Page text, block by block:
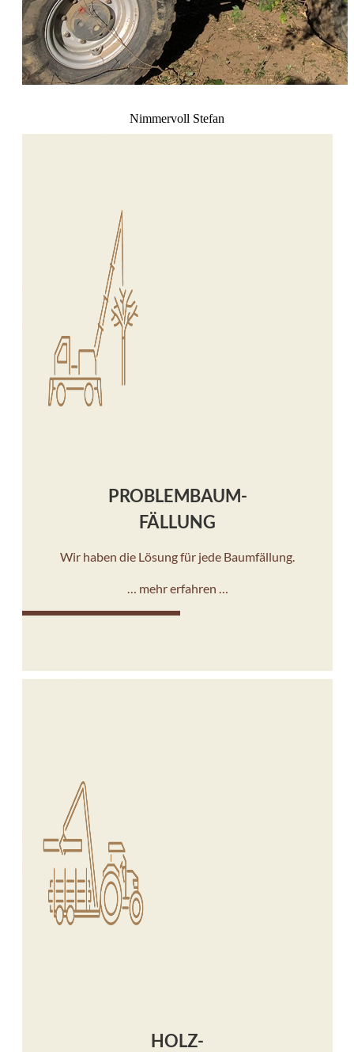
Nimmervoll Stefan
PROBLEMBAUM-
FÄLLUNG
Wir haben die Lösung für jede Baumfällung.
… mehr erfahren …
HOLZ-